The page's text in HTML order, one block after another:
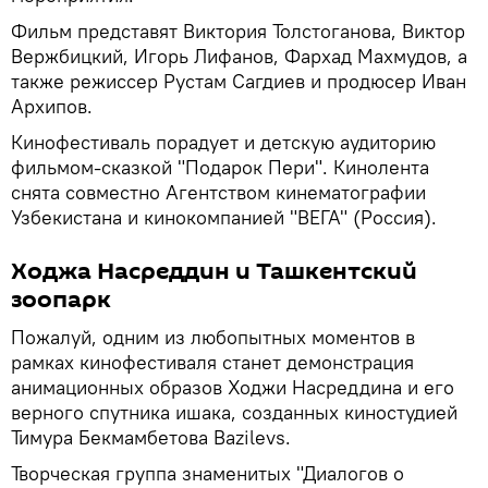
Фильм представят Виктория Толстоганова, Виктор
Вержбицкий, Игорь Лифанов, Фархад Махмудов, а
также режиссер Рустам Сагдиев и продюсер Иван
Архипов.
Кинофестиваль порадует и детскую аудиторию
фильмом-сказкой "Подарок Пери". Кинолента
снята совместно Агентством кинематографии
Узбекистана и кинокомпанией "ВЕГА" (Россия).
Ходжа Насреддин и Ташкентский
зоопарк
Пожалуй, одним из любопытных моментов в
рамках кинофестиваля станет демонстрация
анимационных образов Ходжи Насреддина и его
верного спутника ишака, созданных киностудией
Тимура Бекмамбетова Bazilevs.
Творческая группа знаменитых "Диалогов о